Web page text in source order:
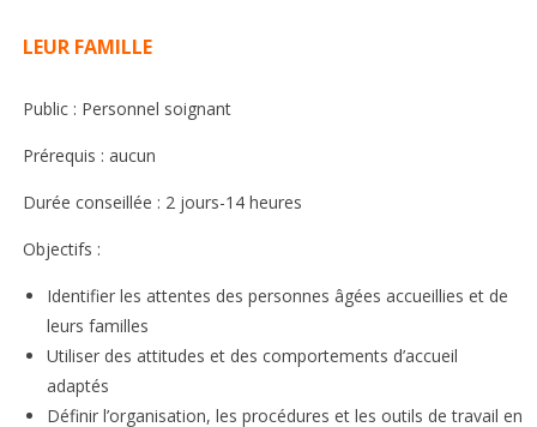
LEUR FAMILLE
Public : Personnel soignant
Prérequis : aucun
Durée conseillée : 2 jours-14 heures
Objectifs :
Identifier les attentes des personnes âgées accueillies et de
leurs familles
Utiliser des attitudes et des comportements d’accueil
adaptés
Définir l’organisation, les procédures et les outils de travail en